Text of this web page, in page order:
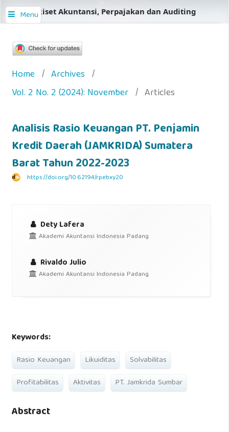
Menu
Jurnal Riset Akuntansi, Perpajakan dan Auditing
Home / Archives /
Vol. 2 No. 2 (2024): November / Articles
Analisis Rasio Keuangan PT. Penjamin
Kredit Daerah (JAMKRIDA) Sumatera
Barat Tahun 2022-2023
https://doi.org/10.62194/rpebxy20
Dety Lafera
Akademi Akuntansi Indonesia Padang
Rivaldo Julio
Akademi Akuntansi Indonesia Padang
Keywords:
Rasio Keuangan Likuiditas
Solvabilitas
Profitabilitas
Aktivitas PT. Jamkrida Sumbar
Abstract